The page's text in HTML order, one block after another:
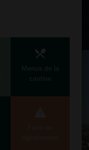
local_dining
Menus de la
cantine